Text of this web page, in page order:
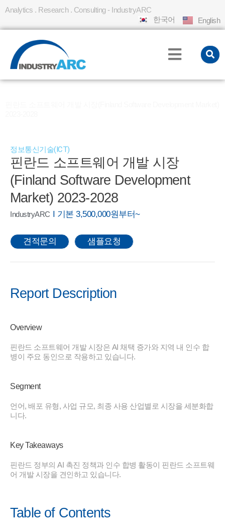
Analytics . Research . Consulting - IndustryARC
한국어
English
정보통신기술(ICT)
핀란드 소프트웨어 개발 시장
(Finland Software Development
Market) 2023-2028
IndustryARC I 기본 3,500,000원부터~
견적문의 샘플요청
Report Description
Overview
핀란드 소프트웨어 개발 시장은 AI 채택 증가와 지역 내 인수 합
병이 주요 동인으로 작용하고 있습니다.
Segment
언어, 배포 유형, 사업 규모, 최종 사용 산업별로 시장을 세분화합
니다.
Key Takeaways
핀란드 정부의 AI 촉진 정책과 인수 합병 활동이 핀란드 소프트웨
어 개발 시장을 견인하고 있습니다.
Table of Contents